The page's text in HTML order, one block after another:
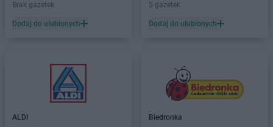
Brak gazetek
Dodaj do ulubionych
5 gazetek
Dodaj do ulubionych
ALDI
Biedronka